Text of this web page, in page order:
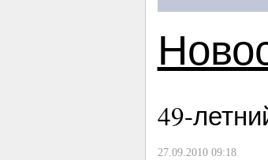
49-
27.09.2010 09:18